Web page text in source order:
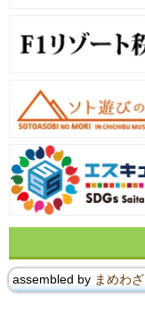
assembled by まめわざ